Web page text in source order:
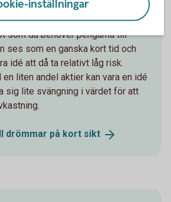
resa eller fest
som du behöver pengarna till
ses som en ganska kort tid och
idé att då ta relativt låg risk.
liten andel aktier kan vara en idé
sig lite svängning i värdet för att
drömmar på kort sikt
inställningar